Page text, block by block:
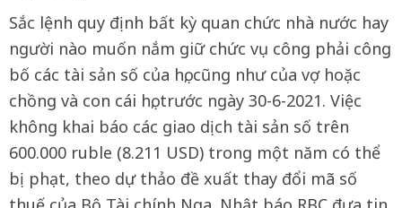
Sắc lệnh quy định bất kỳ quan chức nhà nước hay
người nào muốn nắm giữ chức vụ công phải công
bố các tài sản số của họ, cũng như của vợ hoặc
chồng và con cái họ, trước ngày 30-6-2021. Việc
không khai báo các giao dịch tài sản số trên
600.000 ruble (8.211 USD) trong một năm có thể
bị phạt, theo dự thảo đề xuất thay đổi mã số